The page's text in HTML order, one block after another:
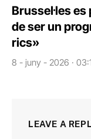
Brussel·les
de ser un
rics»
8 - juny - 2026 ·
LEAVE A